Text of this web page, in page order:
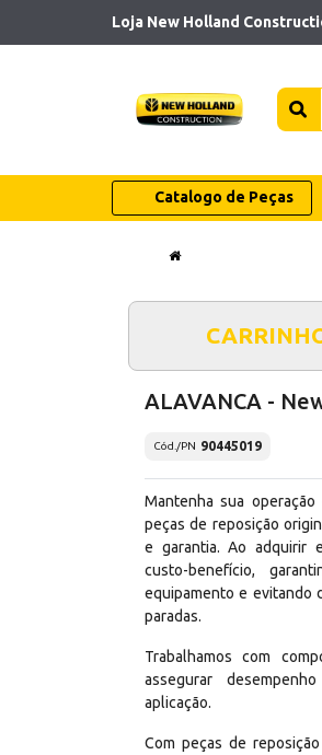
Loja New Holland
Catalogo de Peças
ALAVANCA -
Cód./PN 90445019
Mantenha sua
peças de reposição
e garantia. Ao adquirir
custo-benefício,
equipamento e evitando
paradas.
Trabalhamos com
assegurar
aplicação.
Com peças de